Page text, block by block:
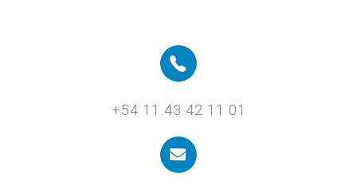
+54 11 43 42 11 01